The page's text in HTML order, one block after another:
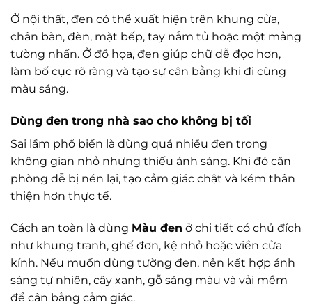
Ở nội thất, đen có thể xuất hiện trên khung cửa,
chân bàn, đèn, mặt bếp, tay nắm tủ hoặc một mảng
tường nhấn. Ở đồ họa, đen giúp chữ dễ đọc hơn,
làm bố cục rõ ràng và tạo sự cân bằng khi đi cùng
màu sáng.
Dùng đen trong nhà sao cho không bị tối
Sai lầm phổ biến là dùng quá nhiều đen trong
không gian nhỏ nhưng thiếu ánh sáng. Khi đó căn
phòng dễ bị nén lại, tạo cảm giác chật và kém thân
thiện hơn thực tế.
Cách an toàn là dùng Màu đen ở chi tiết có chủ đích
như khung tranh, ghế đơn, kệ nhỏ hoặc viền cửa
kính. Nếu muốn dùng tường đen, nên kết hợp ánh
sáng tự nhiên, cây xanh, gỗ sáng màu và vải mềm
để cân bằng cảm giác.